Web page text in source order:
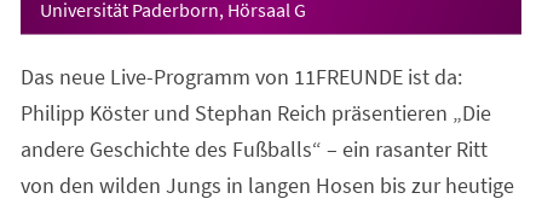
Universität Paderborn, Hörsaal G
Das neue Live-Programm von 11FREUNDE ist da:
Philipp Köster und Stephan Reich präsentieren „Die
andere Geschichte des Fußballs“ – ein rasanter Ritt
von den wilden Jungs in langen Hosen bis zur heutige